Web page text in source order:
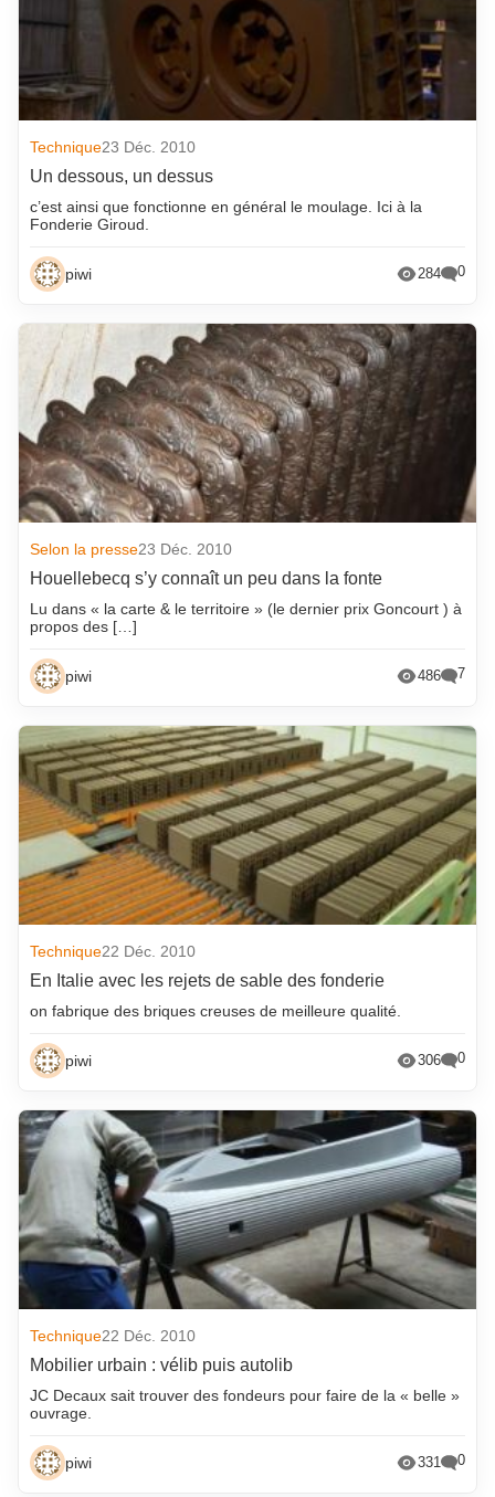
Technique23 Déc. 2010
Un dessous, un dessus
c’est ainsi que fonctionne en général le moulage. Ici à la
Fonderie Giroud.
piwi 284 0
Selon la presse23 Déc. 2010
Houellebecq s’y connaît un peu dans la fonte
Lu dans « la carte & le territoire » (le dernier prix Goncourt ) à
propos des […]
piwi 486 7
Technique22 Déc. 2010
En Italie avec les rejets de sable des fonderie
on fabrique des briques creuses de meilleure qualité.
piwi 306 0
Technique22 Déc. 2010
Mobilier urbain : vélib puis autolib
JC Decaux sait trouver des fondeurs pour faire de la « belle »
ouvrage.
piwi 331 0